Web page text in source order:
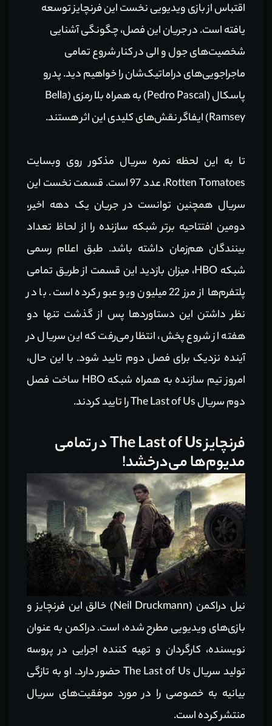
اقتباس از بازی ویدیویی نخست این فرنچایز توسعه
یافته است. در جریان این فصل، چگونگی آشنایی
شخصیت‌های جول و الی در کنار شروع تمامی
ماجراجویی‌های دراماتیک‌شان را خواهیم دید. پدرو
پاسکال (Pedro Pascal) به همراه بلا رمزی (Bella
Ramsey) ایفاگر نقش‌های کلیدی این اثر هستند.
تا به این لحظه نمره سریال مذکور روی وبسایت
Rotten Tomatoes، عدد 97 است. قسمت نخست این
سریال همچنین توانست در جریان یک دهه اخیر،
دومین افتتاحیه برتر شبکه سازنده را از لحاظ تعداد
بینندگان هم‌زمان داشته باشد. طبق اعلام رسمی
شبکه HBO، میزان بازدید این قسمت از طریق تمامی
پلتفرم‌ها از مرز 22 میلیون ویو عبور کرده است. با در
نظر داشتن این دستاوردها پس از گذشت تنها دو
هفته از شروع پخش، انتظار می‌رفت که این سریال در
آینده نزدیک برای فصل دوم تایید شود. با این حال،
امروز تیم سازنده به همراه شبکه HBO ساخت فصل
دوم سریال The Last of Us را تایید کردند.
فرنچایز The Last of Us در تمامی
مدیوم‌ها می‌درخشد!
نیل دراکمن (Neil Druckmann) خالق این فرنچایز و
بازی‌های ویدیویی مطرح شده، است. دراکمن به عنوان
نویسنده، کارگردان و تهیه کننده اجرایی در پروسه
تولید سریال The Last of Us حضور دارد. او به تازگی
بیانیه به خصوصی را در مورد موفقیت‌های سریال
منتشر کرده است.